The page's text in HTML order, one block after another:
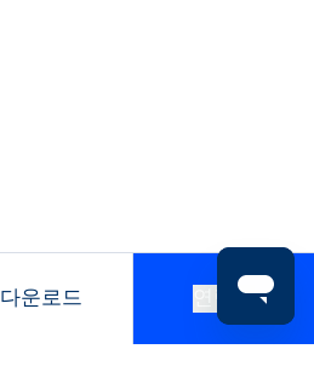
다운로드 연락처